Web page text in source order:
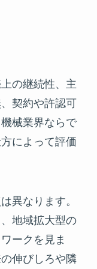
の継続性、主
契約や許認可
械業界ならで
によって評価
異なります。
地域拡大型の
ークを見ま
伸びしろや隣